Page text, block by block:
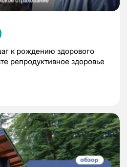
к рождению здорового
репродуктивное здоровье